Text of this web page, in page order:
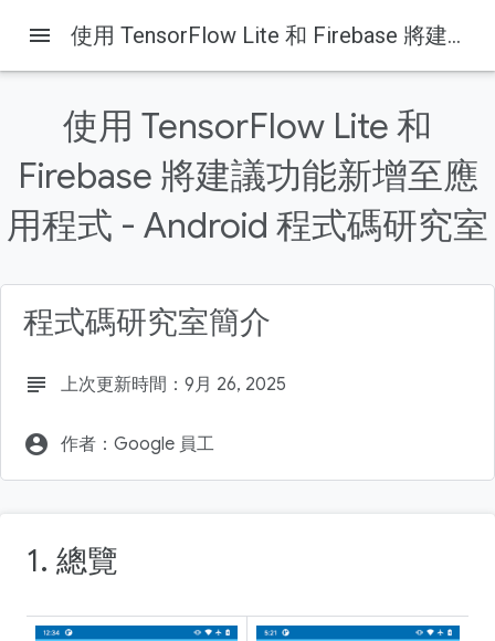
Firebase Firebase Codelabs
這個頁面中的內容
2. 取得程式碼範例
3. 匯入範例應用程式
建立新專案
menu 使用 TensorFlow Lite 和 Firebase 將建議功能新增至應用程式 - Android 程式碼研究室
使用 TensorFlow Lite 和
Firebase 將建議功能新增至應
用程式 - Android 程式碼研究室
程式碼研究室簡介
subject 上次更新時間：9月 26, 2025
account_circle 作者：Google 員工
1. 總覽